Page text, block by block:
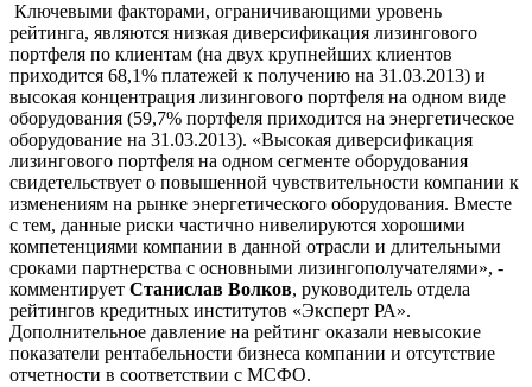
Ключевыми факторами, ограничивающими уровень
рейтинга, являются низкая диверсификация лизингового
портфеля по клиентам (на двух крупнейших клиентов
приходится 68,1% платежей к получению на 31.03.2013) и
высокая концентрация лизингового портфеля на одном виде
оборудования (59,7% портфеля приходится на энергетическое
оборудование на 31.03.2013). «Высокая диверсификация
лизингового портфеля на одном сегменте оборудования
свидетельствует о повышенной чувствительности компании к
изменениям на рынке энергетического оборудования. Вместе
с тем, данные риски частично нивелируются хорошими
компетенциями компании в данной отрасли и длительными
сроками партнерства с основными лизингополучателями», -
комментирует Станислав Волков, руководитель отдела
рейтингов кредитных институтов «Эксперт РА».
Дополнительное давление на рейтинг оказали невысокие
показатели рентабельности бизнеса компании и отсутствие
отчетности в соответствии с МСФО.